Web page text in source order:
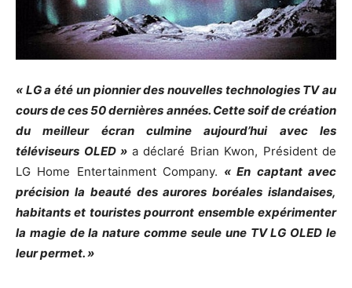
« LG a été un pionnier des nouvelles technologies TV au
cours de ces 50 dernières années. Cette soif de création
du meilleur écran culmine aujourd’hui avec les
téléviseurs OLED » a déclaré Brian Kwon, Président de
LG Home Entertainment Company. « En captant avec
précision la beauté des aurores boréales islandaises,
habitants et touristes pourront ensemble expérimenter
la magie de la nature comme seule une TV LG OLED le
leur permet. »